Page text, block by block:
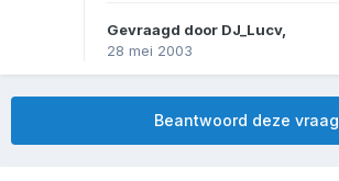
Gevraagd door DJ_Lucv,
28 mei 2003
Beantwoord deze vraag